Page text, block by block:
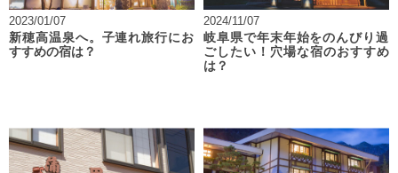
2023/01/07
新穂高温泉へ。子連れ旅行にお
すすめの宿は？
2024/11/07
岐阜県で年末年始をのんびり過
ごしたい！穴場な宿のおすすめ
は？